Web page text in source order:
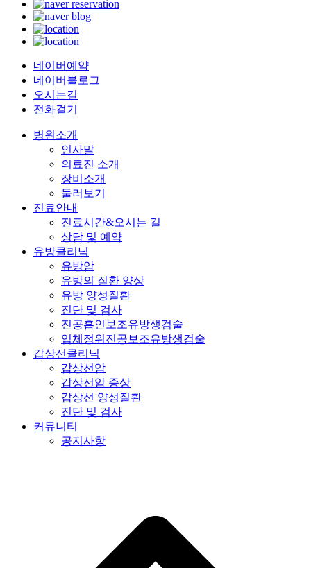
네이버예약
네이버블로그
오시는길
전화걸기
병원소개
인사말
의료진 소개
장비소개
둘러보기
진료안내
진료시간&오시는 길
상담 및 예약
유방클리닉
유방암
유방의 질환 양상
유방 양성질환
진단 및 검사
진공흡인보조유방생검술
입체정위진공보조유방생검술
갑상선클리닉
갑상선암
갑상선암 증상
갑상선 양성질환
진단 및 검사
커뮤니티
공지사항